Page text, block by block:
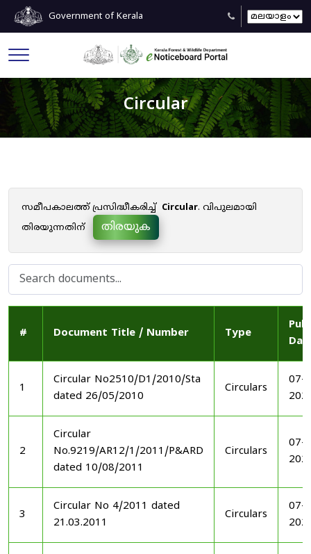
Government of Kerala
Circular
സമീപകാലത്ത് പ്രസിദ്ധീകരിച്ച് Circular. വിപുലമായി
തിരയുന്നതിന്
തിരയുക
# Document Title / Number Type
1
Circular No2510/D1/2010/Sta
dated 26/05/2010
Circulars
07-
2
Circular
No.9219/AR12/1/2011/P&ARD
dated 10/08/2011
Circulars
07-
3
Circular No 4/2011 dated
21.03.2011
Circulars
07-